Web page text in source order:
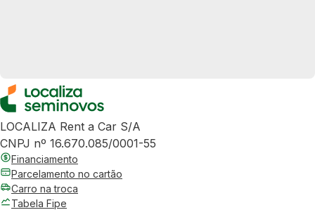
LOCALIZA Rent a Car S/A
CNPJ nº 16.670.085/0001-55
Financiamento
Parcelamento no cartão
Carro na troca
Tabela Fipe